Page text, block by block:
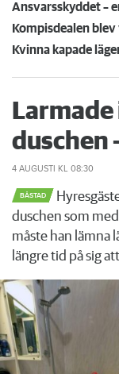
Ansvarsskyddet –
duschen
4 AUGUSTI KL 08:30
BÅSTAD
duschen som
måste han lämna
längre tid på sig